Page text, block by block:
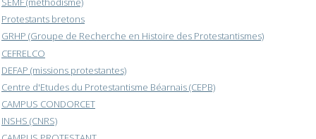
Protestants bretons
GRHP (Groupe de Recherche en Histoire des Protestantismes)
CEFRELCO
DEFAP (missions protestantes)
Centre d'Etudes du Protestantisme Béarnais (CEPB)
CAMPUS CONDORCET
INSHS (CNRS)